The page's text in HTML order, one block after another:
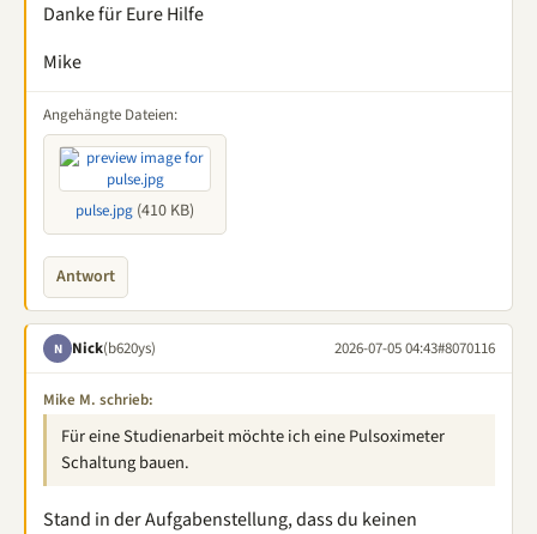
Danke für Eure Hilfe
Mike
Angehängte Dateien:
pulse.jpg (410 KB)
Antwort
N Nick(b620ys) 2026-07-05 04:43#8070116
Mike M. schrieb:
Für eine Studienarbeit möchte ich eine Pulsoximeter
Schaltung bauen.
Stand in der Aufgabenstellung, dass du keinen